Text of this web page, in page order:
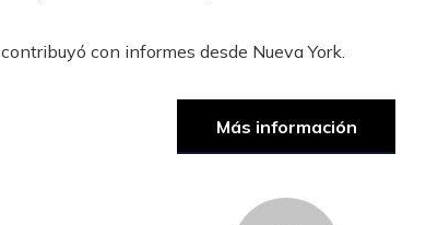
contribuyó con informes desde Nueva York.
Más información